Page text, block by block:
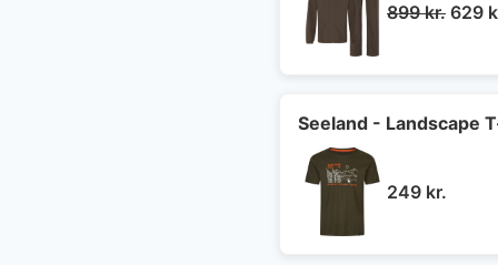
899kr. Den
899
629
Seeland - Landscape
249 kr.